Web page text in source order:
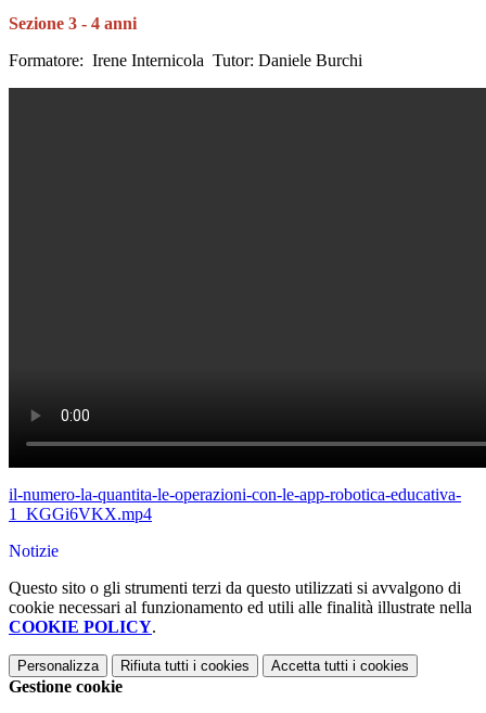
Sezione 3 - 4 anni
Formatore: Irene Internicola Tutor: Daniele Burchi
il-numero-la-quantita-le-operazioni-con-le-app-robotica-educativa-
1_KGGi6VKX.mp4
Notizie
Questo sito o gli strumenti terzi da questo utilizzati si avvalgono di
cookie necessari al funzionamento ed utili alle finalità illustrate nella
COOKIE POLICY.
Personalizza Rifiuta tutti i cookies Accetta tutti i cookies
Gestione cookie